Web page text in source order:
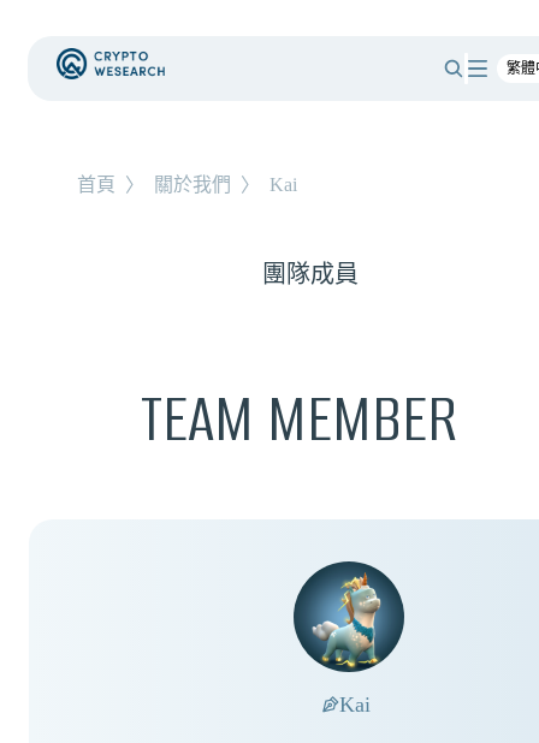
首頁 〉 關於我們 〉 Kai
TEAM MEMBER
團隊成員
Kai